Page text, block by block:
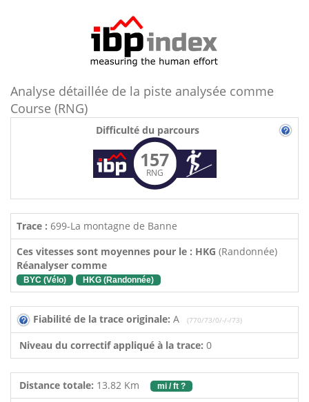
Analyse détaillée de la piste analysée comme
Course (RNG)
Difficulté du parcours
157
RNG
Trace : 699-La montagne de Banne
Ces vitesses sont moyennes pour le : HKG (Randonnée)
Réanalyser comme
BYC (Vélo) HKG (Randonnée)
Fiabilité de la trace originale: A (770/73/0/-/-/73)
Niveau du correctif appliqué à la trace: 0
Distance totale: 13.82 Km mi / ft ?